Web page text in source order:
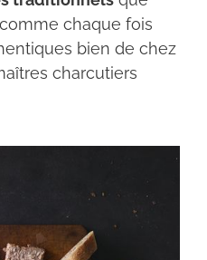
chaque fois
bien de chez
charcutiers